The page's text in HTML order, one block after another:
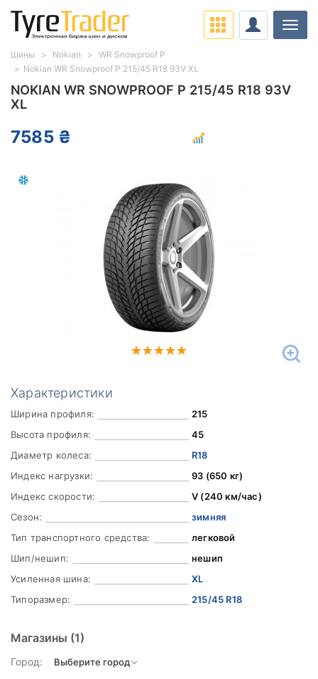
NOKIAN WR SNOWPROOF P 215/45 R18 93V
XL
7585 ₴
Характеристики
Ширина профиля:
215
Высота профиля:
45
Диаметр колеса:
R18
Индекс нагрузки:
93 (650 кг)
Индекс скорости:
V (240 км/час)
Сезон:
зимняя
Тип транспортного средства:
легковой
Шип/нешип:
нешип
Усиленная шина:
XL
Типоразмер:
215/45 R18
Магазины (1)
Город:
Шины Nokian
WR Snowproof P
Nokian WR Snowproof P 215/45 R18 93V XL